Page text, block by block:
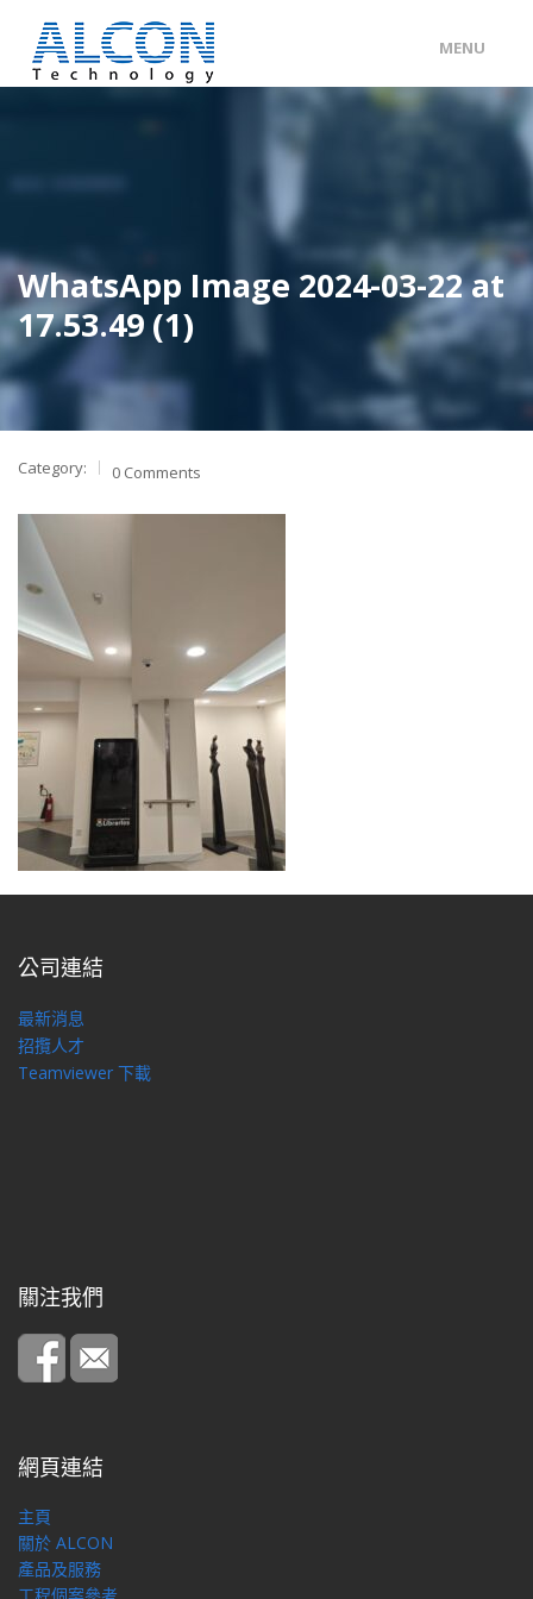
MENU
ENG / 中文
產品及服務
工程個案
聯絡我們
WhatsApp Image 2024-03-22 at
17.53.49 (1)
Category: 0 Comments
公司連結
最新消息
招攬人才
Teamviewer 下載
關注我們
網頁連結
主頁
關於 ALCON
產品及服務